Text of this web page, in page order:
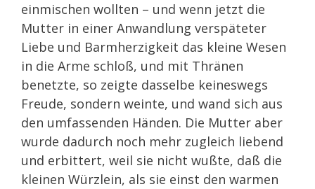
einmischen wollten – und wenn jetzt die
Mutter in einer Anwandlung verspäteter
Liebe und Barmherzigkeit das kleine Wesen
in die Arme schloß, und mit Thränen
benetzte, so zeigte dasselbe keineswegs
Freude, sondern weinte, und wand sich aus
den umfassenden Händen. Die Mutter aber
wurde dadurch noch mehr zugleich liebend
und erbittert, weil sie nicht wußte, daß die
kleinen Würzlein, als sie einst den warmen